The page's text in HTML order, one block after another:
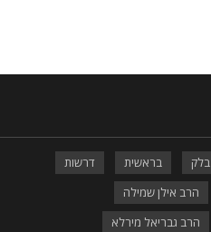
בלק בראשית
דרשות
הרב אילן שמילה
הרב גבריאל מירלא